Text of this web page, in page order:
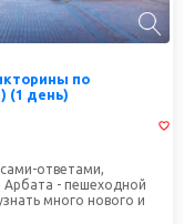
по
(1 день)
ответами,
Арбата - пешеходной
много нового и